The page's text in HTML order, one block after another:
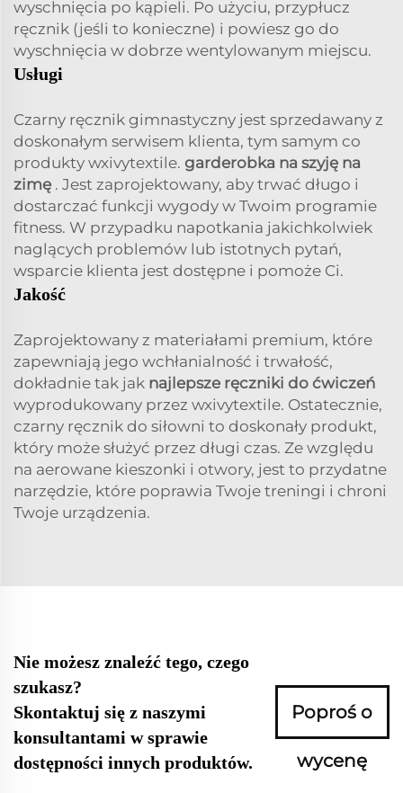
wyschnięcia po kąpieli. Po użyciu, przypłucz
ręcznik (jeśli to konieczne) i powiesz go do
wyschnięcia w dobrze wentylowanym miejscu.
Usługi
Czarny ręcznik gimnastyczny jest sprzedawany z
doskonałym serwisem klienta, tym samym co
produkty wxivytextile. garderobka na szyję na
zimę . Jest zaprojektowany, aby trwać długo i
dostarczać funkcji wygody w Twoim programie
fitness. W przypadku napotkania jakichkolwiek
naglących problemów lub istotnych pytań,
wsparcie klienta jest dostępne i pomoże Ci.
Jakość
Zaprojektowany z materiałami premium, które
zapewniają jego wchłanialność i trwałość,
dokładnie tak jak najlepsze ręczniki do ćwiczeń
wyprodukowany przez wxivytextile. Ostatecznie,
czarny ręcznik do siłowni to doskonały produkt,
który może służyć przez długi czas. Ze względu
na aerowane kieszonki i otwory, jest to przydatne
narzędzie, które poprawia Twoje treningi i chroni
Twoje urządzenia.
Nie możesz znaleźć tego, czego
szukasz?
Skontaktuj się z naszymi
konsultantami w sprawie
dostępności innych produktów.
Poproś o
wycenę